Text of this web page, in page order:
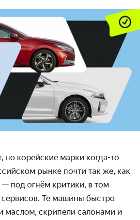
но корейские марки когда-то
рынке почти так же, как
— под огнём критики, в том
Те машины быстро
маслом, скрипели салонами и